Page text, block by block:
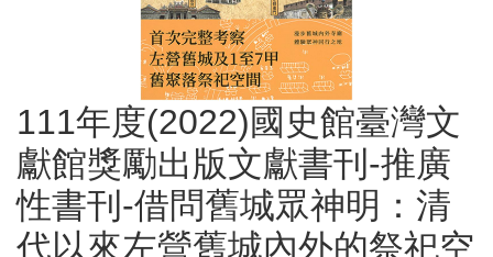
111年度(2022)國史館臺灣文
獻館獎勵出版文獻書刊-推廣
性書刊-借問舊城眾神明：清
代以來左營舊城內外的祭祀空